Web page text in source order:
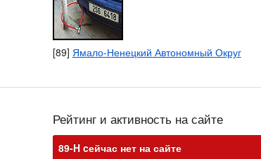
[89] Ямало-Ненецкий Автономный Округ
Рейтинг и активность на сайте
89-H cейчас нет на сайте